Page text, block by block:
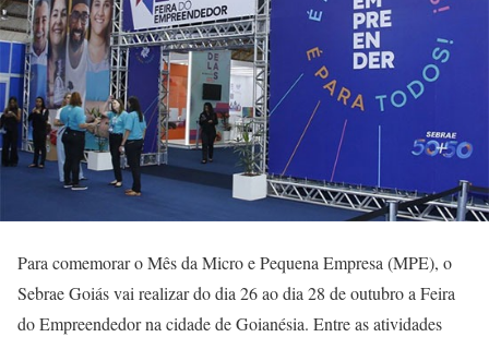
Para comemorar o Mês da Micro e Pequena Empresa (MPE), o
Sebrae Goiás vai realizar do dia 26 ao dia 28 de outubro a Feira
do Empreendedor na cidade de Goianésia. Entre as atividades